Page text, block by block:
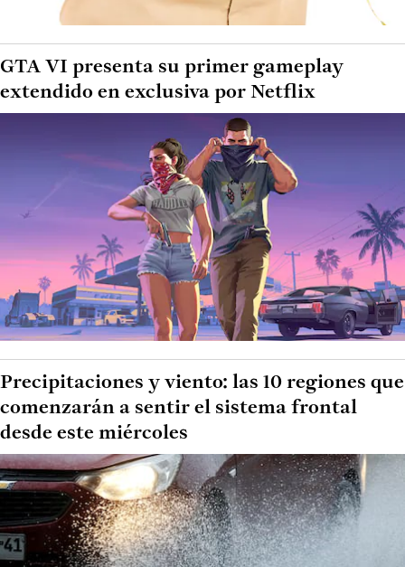
GTA VI presenta su primer gameplay
extendido en exclusiva por Netflix
Precipitaciones y viento: las 10 regiones que
comenzarán a sentir el sistema frontal
desde este miércoles